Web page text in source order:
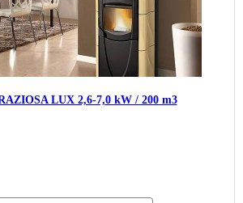
LUX 2,6-7,0 kW / 200 m3